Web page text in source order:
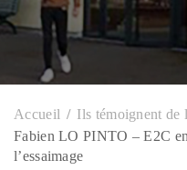
Accueil
Ils témoignent de
Fabien LO PINTO – E2C
l’essaimage